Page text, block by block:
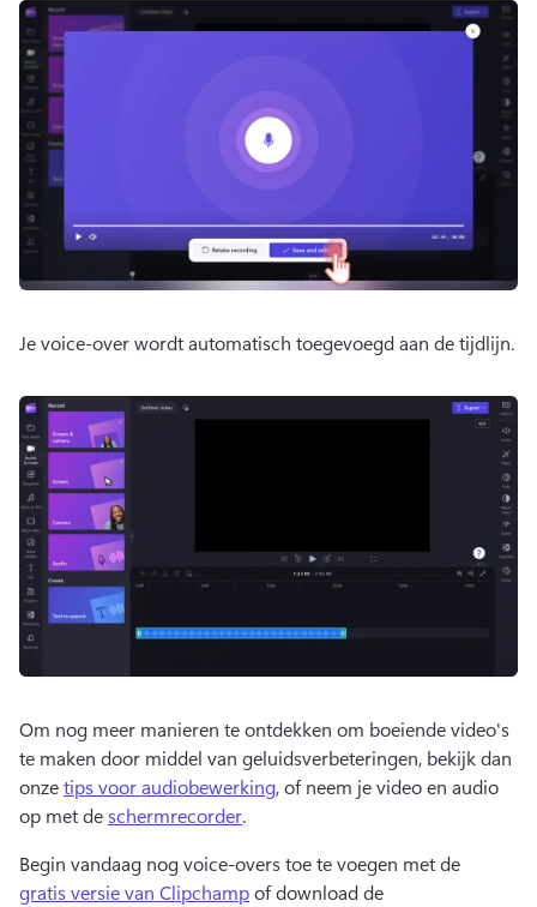
Om nog meer manieren te ontdekken om boeiende video's
te maken door middel van geluidsverbeteringen, bekijk dan
onze tips voor audiobewerking, of neem je video en audio
op met de schermrecorder.
Begin vandaag nog voice-overs toe te voegen met de
gratis versie van Clipchamp of download de